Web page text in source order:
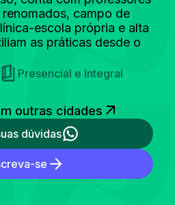
campo de
escola própria e alta
as práticas desde o
Presencial e Integral
outras cidades
dúvidas
se